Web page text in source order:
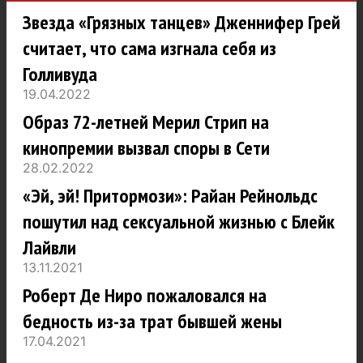
Звезда «Грязных танцев» Дженнифер Грей
считает, что сама изгнала себя из
Голливуда
19.04.2022
Образ 72-летней Мерил Стрип на
кинопремии вызвал споры в Сети
28.02.2022
«Эй, эй! Притормози»: Райан Рейнольдс
пошутил над сексуальной жизнью с Блейк
Лайвли
13.11.2021
Роберт Де Ниро пожаловался на
бедность из-за трат бывшей жены
17.04.2021